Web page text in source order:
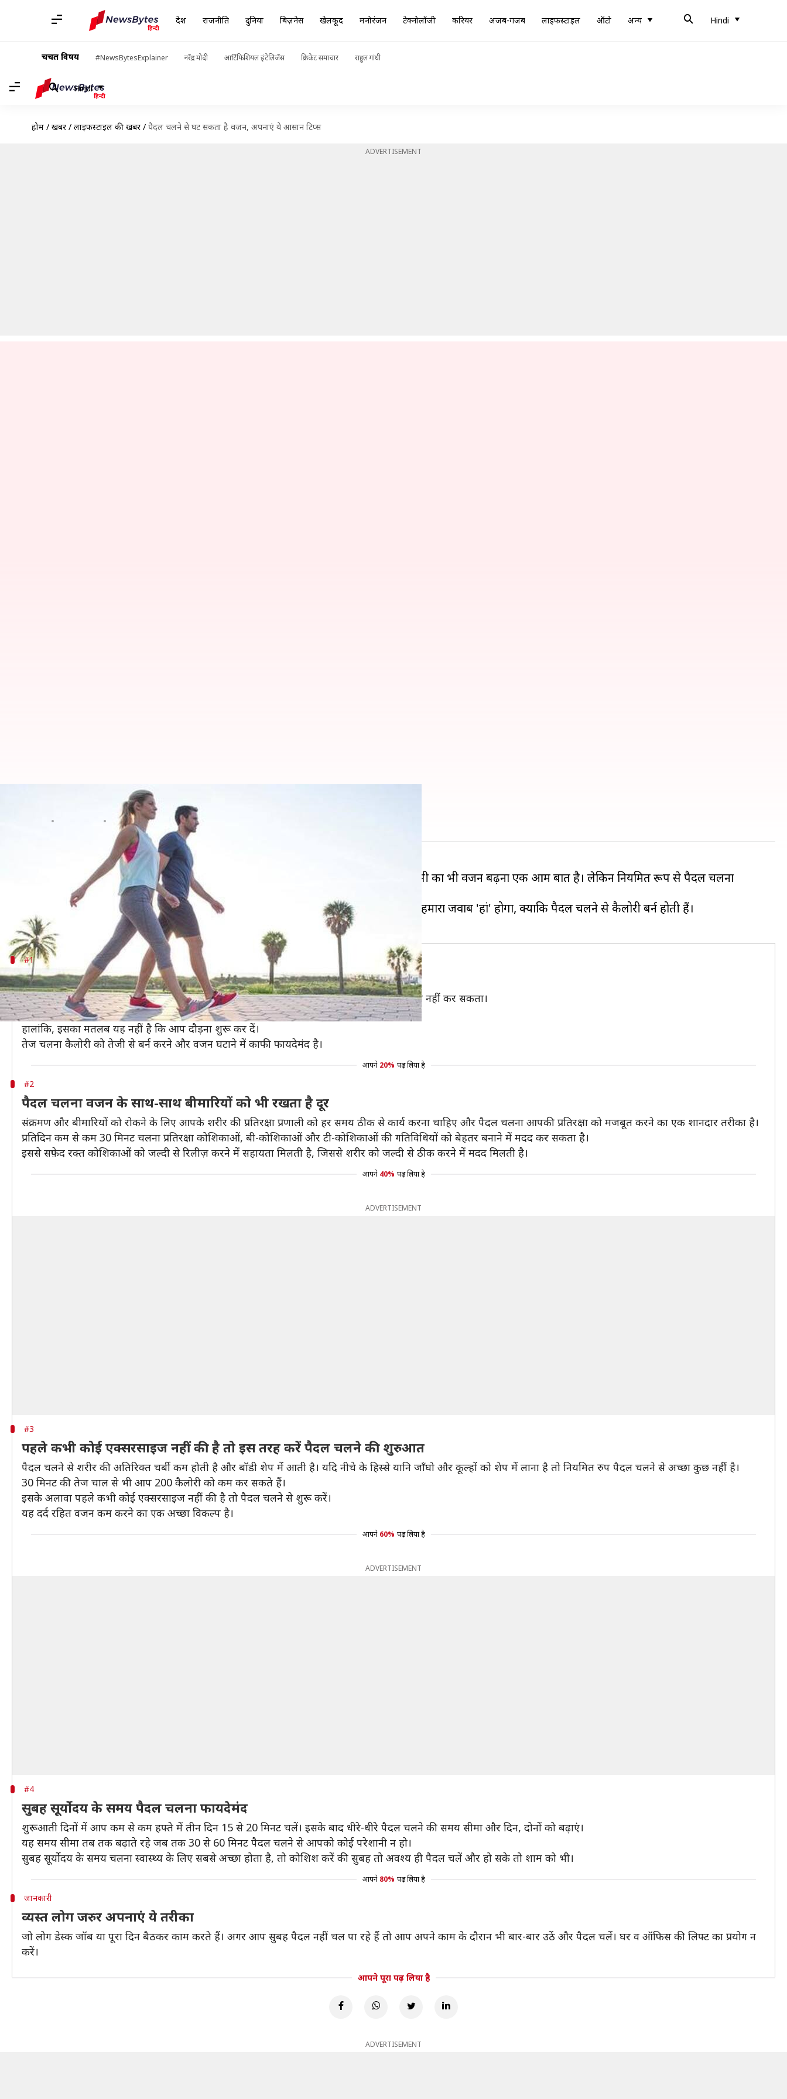
देश राजनीति दुनिया बिज़नेस खेलकूद मनोरंजन टेक्नोलॉजी करियर अजब-गजब लाइफस्टाइल ऑटो अन्य Hindi
चर्चित विषय #NewsBytesExplainer नरेंद्र मोदी आर्टिफिशियल इंटेलिजेंस क्रिकेट समाचार राहुल गांधी
Hindi
होम / खबरें / लाइफस्टाइल की खबरें / पैदल चलने से घट सकता है वजन, अपनाएं ये आसान टिप्स
ADVERTISEMENT
पैदल चलने से घट सकता है वजन, अपनाएं ये आसान टिप्स
05:54 pm
आज के समय में वजन बढ़ना कोई बड़ी बात नहीं है, क्योंकि इस आधुनिक जीवन शैली के चलते किसी का भी वजन बढ़ना एक आम बात है। लेकिन नियमित रूप से पैदल चलना
(walking) विभिन्न स्वास्थ्य लाभ प्रदान करता है।
इसके अलावा अगर आपका सवाल यह है कि क्या चलने से आप अपना वजन कम कर सकते हैं? तो हमारा जवाब 'हां' होगा, क्योंकि पैदल चलने से कैलोरी बर्न होती हैं।
#1
पैदल चलने का तरीका
यदि आप पार्क में टहलने को अपना चलना समझते हैं तो यह गलत है, क्योंकि टहलना आपके वजन को कम नहीं कर सकता।
अगर आप नियमित रूप से अपनी गति में वृद्धि करते है तो ही आपको अच्छे परिणाम मिल सकते हैं।
हालांकि, इसका मतलब यह नहीं है कि आप दौड़ना शुरू कर दें।
तेज चलना कैलोरी को तेजी से बर्न करने और वजन घटाने में काफी फायदेमंद है।
आपने 20% पढ़ लिया है
#2
पैदल चलना वजन के साथ-साथ बीमारियों को भी रखता है दूर
संक्रमण और बीमारियों को रोकने के लिए आपके शरीर की प्रतिरक्षा प्रणाली को हर समय ठीक से कार्य करना चाहिए और पैदल चलना आपकी प्रतिरक्षा को मजबूत करने का एक शानदार तरीका है।
प्रतिदिन कम से कम 30 मिनट चलना प्रतिरक्षा कोशिकाओं, बी-कोशिकाओं और टी-कोशिकाओं की गतिविधियों को बेहतर बनाने में मदद कर सकता है।
इससे सफ़ेद रक्त कोशिकाओं को जल्दी से रिलीज़ करने में सहायता मिलती है, जिससे शरीर को जल्दी से ठीक करने में मदद मिलती है।
आपने 40% पढ़ लिया है
ADVERTISEMENT
#3
पहले कभी कोई एक्सरसाइज नहीं की है तो इस तरह करें पैदल चलने की शुरुआत
पैदल चलने से शरीर की अतिरिक्त चर्बी कम होती है और बॉडी शेप में आती है। यदि नीचे के हिस्से यानि जाँघो और कूल्हों को शेप में लाना है तो नियमित रुप पैदल चलने से अच्छा कुछ नहीं है।
30 मिनट की तेज चाल से भी आप 200 कैलोरी को कम कर सकते हैं।
इसके अलावा पहले कभी कोई एक्सरसाइज नहीं की है तो पैदल चलने से शुरू करें।
यह दर्द रहित वजन कम करने का एक अच्छा विकल्प है।
आपने 60% पढ़ लिया है
ADVERTISEMENT
#4
सुबह सूर्योदय के समय पैदल चलना फायदेमंद
शुरूआती दिनों में आप कम से कम हफ्ते में तीन दिन 15 से 20 मिनट चलें। इसके बाद धीरे-धीरे पैदल चलने की समय सीमा और दिन, दोनों को बढ़ाएं।
यह समय सीमा तब तक बढ़ाते रहे जब तक 30 से 60 मिनट पैदल चलने से आपको कोई परेशानी न हो।
सुबह सूर्योदय के समय चलना स्वास्थ्य के लिए सबसे अच्छा होता है, तो कोशिश करें की सुबह तो अवश्य ही पैदल चलें और हो सके तो शाम को भी।
आपने 80% पढ़ लिया है
जानकारी
व्यस्त लोग जरुर अपनाएं ये तरीका
जो लोग डेस्क जॉब या पूरा दिन बैठकर काम करते हैं। अगर आप सुबह पैदल नहीं चल पा रहे हैं तो आप अपने काम के दौरान भी बार-बार उठें और पैदल चलें। घर व ऑफिस की लिफ्ट का प्रयोग न
करें।
आपने पूरा पढ़ लिया है
ADVERTISEMENT